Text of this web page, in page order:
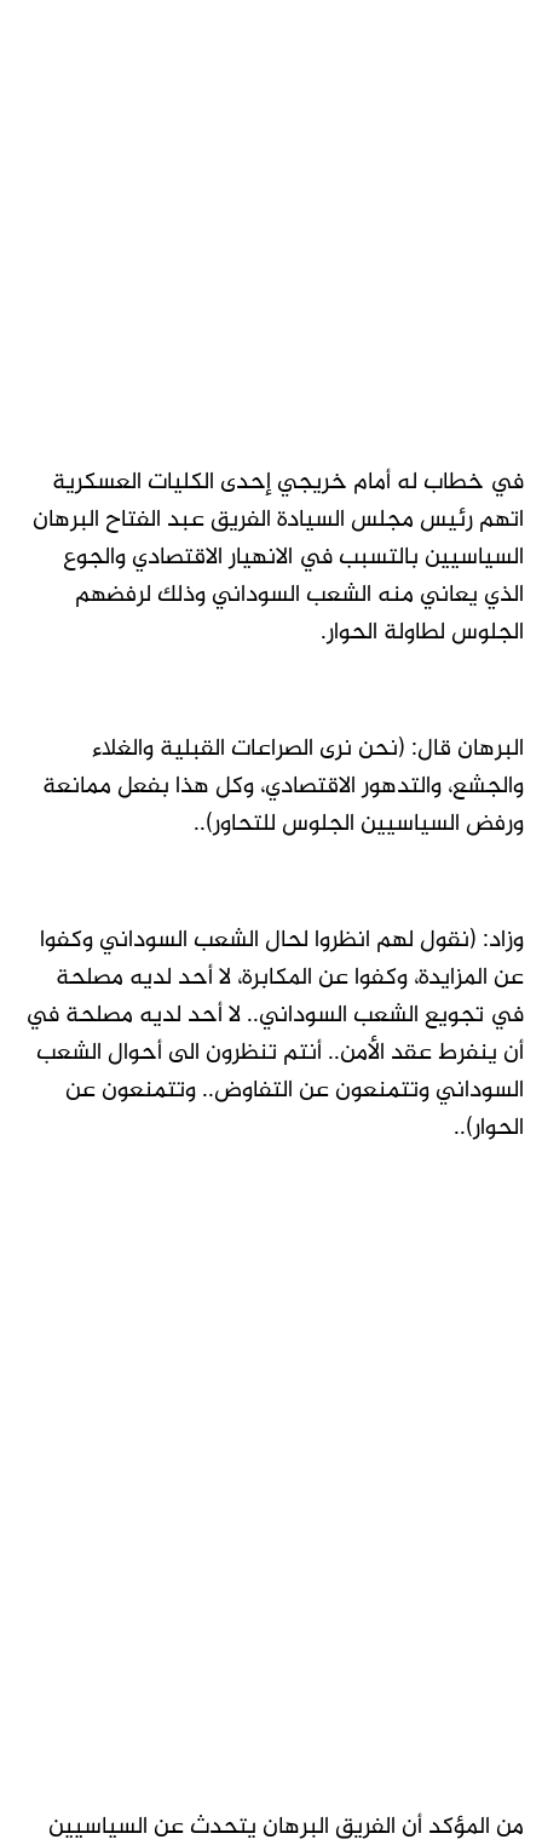
في خطاب له أمام خريجي إحدى الكليات العسكرية
اتهم رئيس مجلس السيادة الفريق عبد الفتاح البرهان
السياسيين بالتسبب في الانهيار الاقتصادي والجوع
الذي يعاني منه الشعب السوداني وذلك لرفضهم
الجلوس لطاولة الحوار.
البرهان قال: (نحن نرى الصراعات القبلية والغلاء
والجشع، والتدهور الاقتصادي، وكل هذا بفعل ممانعة
ورفض السياسيين الجلوس للتحاور)..
وزاد: (نقول لهم انظروا لحال الشعب السوداني وكفوا
عن المزايدة، وكفوا عن المكابرة، لا أحد لديه مصلحة
في تجويع الشعب السوداني.. لا أحد لديه مصلحة في
أن ينفرط عقد الأمن.. أنتم تنظرون الى أحوال الشعب
السوداني وتتمنعون عن التفاوض.. وتتمنعون عن
الحوار)..
من المؤكد أن الفريق البرهان يتحدث عن السياسيين